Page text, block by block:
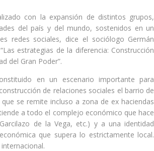
con la expansión de distintos grupos,
del país y del mundo, sostenidos en un
redes sociales, dice el sociólogo Germán
estrategias de la diferencia: Construcción
del Gran Poder”.
en un escenario importante para
de relaciones sociales el barrio de
se remite incluso a zona de ex haciendas
a todo el complejo económico que hace
de la Vega, etc.) y a una identidad
que supera lo estrictamente local.